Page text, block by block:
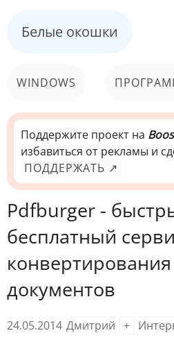
Белые окошки
WINDOWS
КОМПЬЮТЕР
Поддержите проект на
избавиться от рекламы и
ПОДДЕРЖАТЬ ↗
Pdfburger -
бесплатный
документов
24.05.2014 Дмитрий +